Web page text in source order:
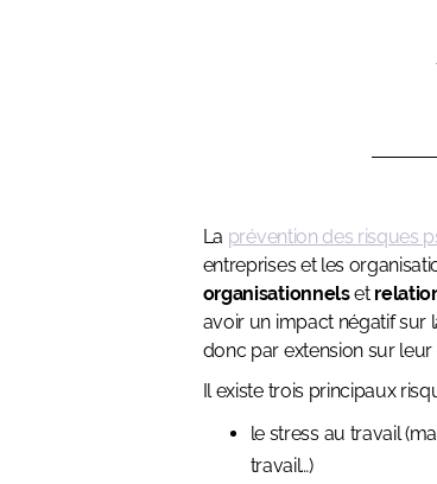
La prévention des risques
entreprises et les
organisationnelset
avoir un impact négatif sur
donc par extension sur
Il existe trois principaux
le stress au travail
travail…)